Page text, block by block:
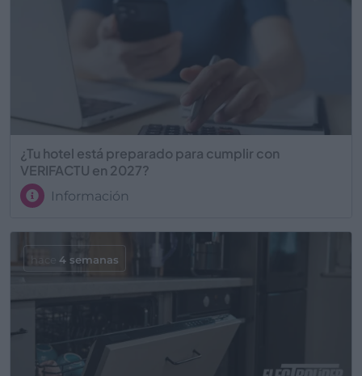
¿Tu hotel está preparado para cumplir con
VERIFACTU en 2027?
Información
4 semanas